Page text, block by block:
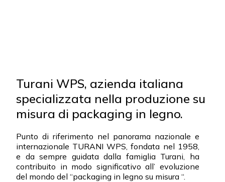
Turani WPS, azienda italiana
specializzata nella produzione su
misura di packaging in legno.
Punto di riferimento nel panorama nazionale e
internazionale TURANI WPS, fondata nel 1958,
e da sempre guidata dalla famiglia Turani, ha
contribuito in modo significativo all’ evoluzione
del mondo del “packaging in legno su misura “.